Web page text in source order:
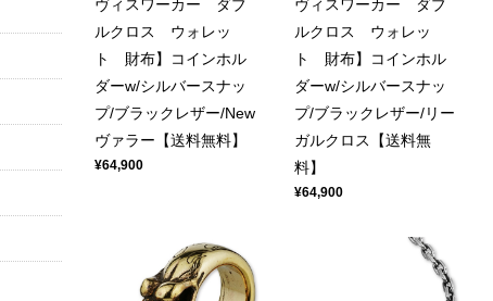
ヴィスワーカー ダブ
ルクロス ウォレッ
ト 財布】コインホル
ダーw/シルバースナッ
プ/ブラックレザー/New
ヴァラー【送料無料】
¥64,900
ヴィスワーカー ダブ
ルクロス ウォレッ
ト 財布】コインホル
ダーw/シルバースナッ
プ/ブラックレザー/リー
ガルクロス【送料無
料】
¥64,900